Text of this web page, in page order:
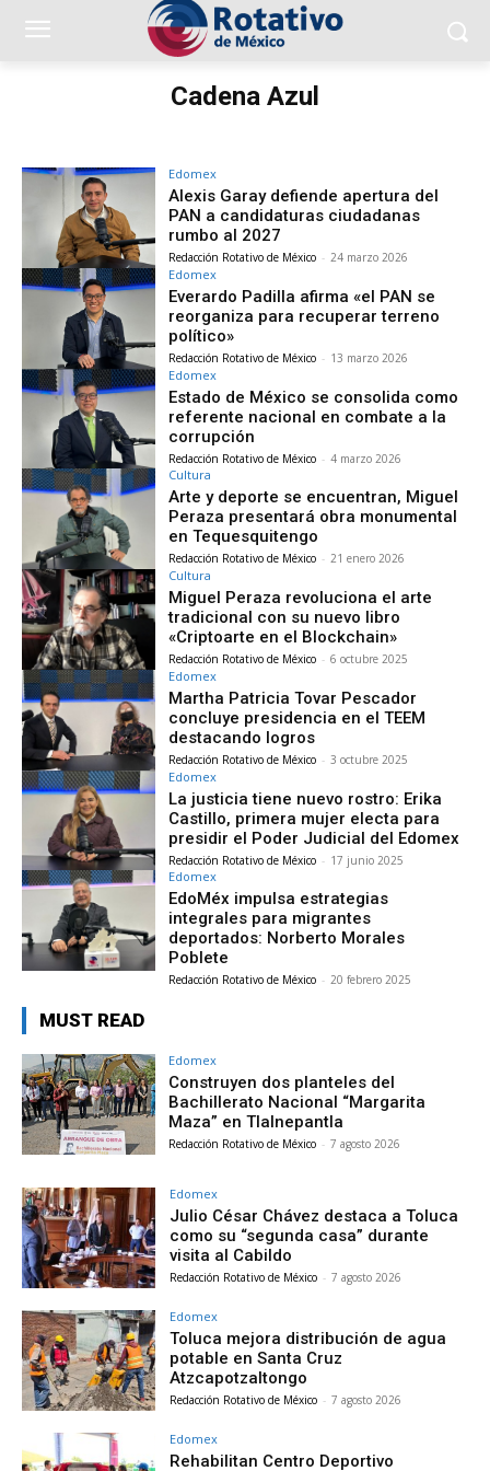
Cadena Azul
Edomex
Alexis Garay defiende apertura del
PAN a candidaturas ciudadanas
rumbo al 2027
Redacción Rotativo de México - 24 marzo 2026
Edomex
Everardo Padilla afirma «el PAN se
reorganiza para recuperar terreno
político»
Redacción Rotativo de México - 13 marzo 2026
Edomex
Estado de México se consolida como
referente nacional en combate a la
corrupción
Redacción Rotativo de México - 4 marzo 2026
Cultura
Arte y deporte se encuentran, Miguel
Peraza presentará obra monumental
en Tequesquitengo
Redacción Rotativo de México - 21 enero 2026
Cultura
Miguel Peraza revoluciona el arte
tradicional con su nuevo libro
«Criptoarte en el Blockchain»
Redacción Rotativo de México - 6 octubre 2025
Edomex
Martha Patricia Tovar Pescador
concluye presidencia en el TEEM
destacando logros
Redacción Rotativo de México - 3 octubre 2025
Edomex
La justicia tiene nuevo rostro: Erika
Castillo, primera mujer electa para
presidir el Poder Judicial del Edomex
Redacción Rotativo de México - 17 junio 2025
Edomex
EdoMéx impulsa estrategias
integrales para migrantes
deportados: Norberto Morales
Poblete
Redacción Rotativo de México - 20 febrero 2025
MUST READ
Edomex
Construyen dos planteles del
Bachillerato Nacional “Margarita
Maza” en Tlalnepantla
Redacción Rotativo de México - 7 agosto 2026
Edomex
Julio César Chávez destaca a Toluca
como su “segunda casa” durante
visita al Cabildo
Redacción Rotativo de México - 7 agosto 2026
Edomex
Toluca mejora distribución de agua
potable en Santa Cruz
Atzcapotzaltongo
Redacción Rotativo de México - 7 agosto 2026
Edomex
Rehabilitan Centro Deportivo